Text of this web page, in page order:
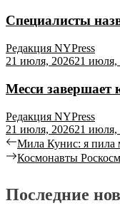
Специалисты
Редакция NYPress
21 июля, 202621 июля,
Месси завершает
Редакция NYPress
21 июля, 202621 июля,
Навигация
по
Previous
post:
Мила Кунис: я пила
Next
Космонавты
Последние